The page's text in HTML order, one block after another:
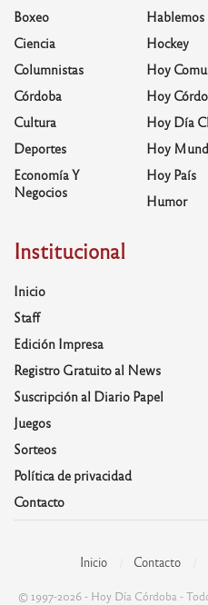
Boxeo
Ciencia
Columnistas
Córdoba
Cultura
Deportes
Economía Y
Negocios
Hablemos
Hockey
Hoy
Hoy
Hoy Día
Hoy
Hoy País
Humor
Institucional
Inicio
Staff
Edición Impresa
Registro Gratuito al News
Suscripción al Diario Papel
Juegos
Sorteos
Política de privacidad
Contacto
Inicio Contacto
© 1997-2026 - Hoy Día Córdoba -